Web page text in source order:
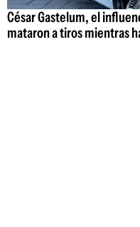
César Gastelum, el
mataron a tiros mientras